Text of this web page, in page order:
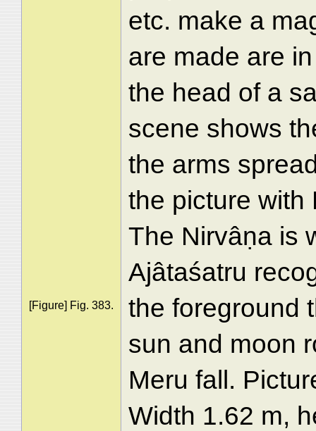
[Figure] Fig. 383.
etc. make a
are made are
the head of a
scene shows
the arms
the picture with
The Nirvâṇa is
Ajâtaśatru
the foreground
sun and moon
Meru fall.
Width 1.62 m,